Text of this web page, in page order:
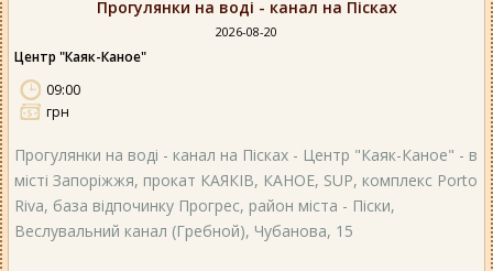
Прогулянки на воді - канал на Пісках
2026-08-20
Центр "Каяк-Каное"
09:00
грн
Прогулянки на воді - канал на Пісках - Центр "Каяк-Каное" - в
місті Запоріжжя, прокат КАЯКІВ, КАНОЕ, SUP, комплекс Porto
Riva, база відпочинку Прогрес, район міста - Піски,
Веслувальний канал (Гребной), Чубанова, 15